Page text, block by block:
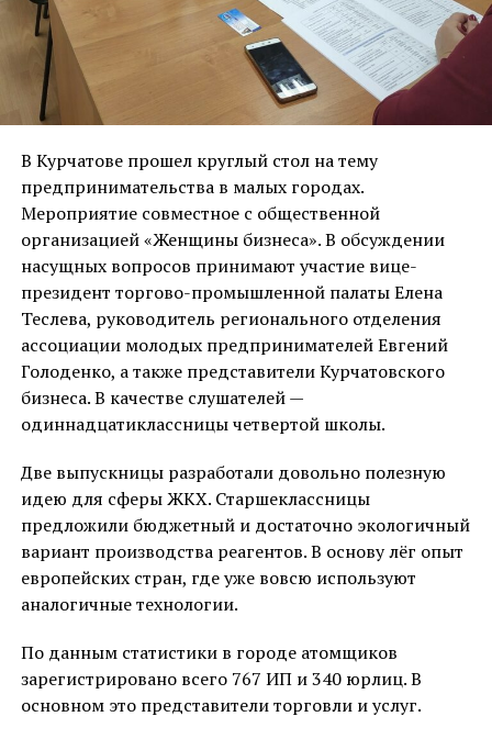
В Курчатове прошел круглый стол на тему
предпринимательства в малых городах.
Мероприятие совместное с общественной
организацией «Женщины бизнеса». В обсуждении
насущных вопросов принимают участие вице-
президент торгово-промышленной палаты Елена
Теслева, руководитель регионального отделения
ассоциации молодых предпринимателей Евгений
Голоденко, а также представители Курчатовского
бизнеса. В качестве слушателей —
одиннадцатиклассницы четвертой школы.
Две выпускницы разработали довольно полезную
идею для сферы ЖКХ. Старшеклассницы
предложили бюджетный и достаточно экологичный
вариант производства реагентов. В основу лёг опыт
европейских стран, где уже вовсю используют
аналогичные технологии.
По данным статистики в городе атомщиков
зарегистрировано всего 767 ИП и 340 юрлиц. В
основном это представители торговли и услуг.